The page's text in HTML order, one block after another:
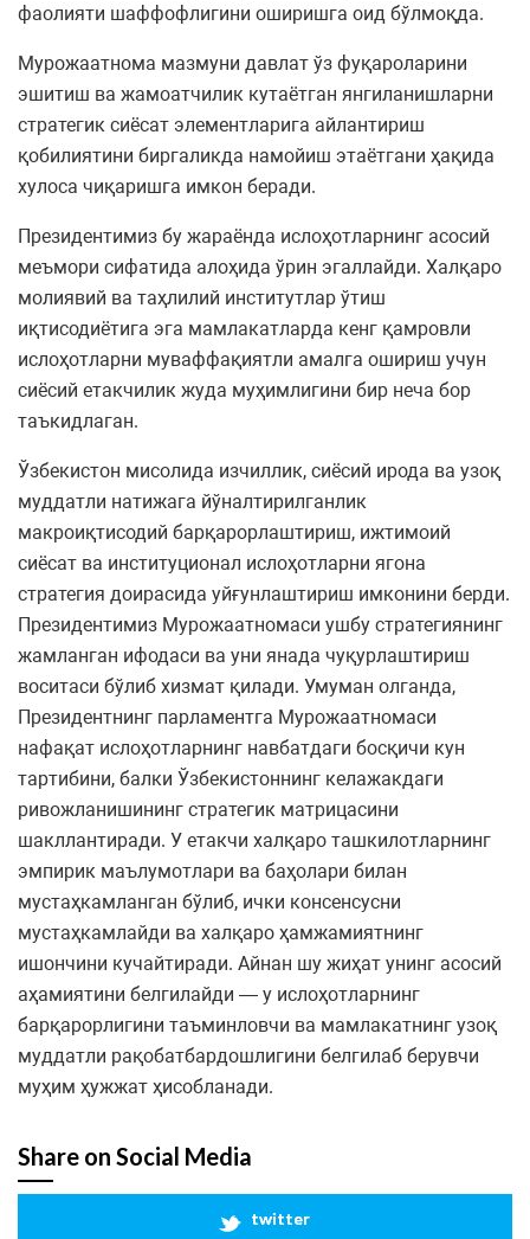
фаолияти шаффофлигини оширишга оид бўлмоқда.
Мурожаатнома мазмуни давлат ўз фуқароларини
эшитиш ва жамоатчилик кутаётган янгиланишларни
стратегик сиёсат элементларига айлантириш
қобилиятини биргаликда намойиш этаётгани ҳақида
хулоса чиқаришга имкон беради.
Президентимиз бу жараёнда ислоҳотларнинг асосий
меъмори сифатида алоҳида ўрин эгаллайди. Халқаро
молиявий ва таҳлилий институтлар ўтиш
иқтисодиётига эга мамлакатларда кенг қамровли
ислоҳотларни муваффақиятли амалга ошириш учун
сиёсий етакчилик жуда муҳимлигини бир неча бор
таъкидлаган.
Ўзбекистон мисолида изчиллик, сиёсий ирода ва узоқ
муддатли натижага йўналтирилганлик
макроиқтисодий барқарорлаштириш, ижтимоий
сиёсат ва институционал ислоҳотларни ягона
стратегия доирасида уйғунлаштириш имконини берди.
Президентимиз Мурожаатномаси ушбу стратегиянинг
жамланган ифодаси ва уни янада чуқурлаштириш
воситаси бўлиб хизмат қилади. Умуман олганда,
Президентнинг парламентга Мурожаатномаси
нафақат ислоҳотларнинг навбатдаги босқичи кун
тартибини, балки Ўзбекистоннинг келажакдаги
ривожланишининг стратегик матрицасини
шакллантиради. У етакчи халқаро ташкилотларнинг
эмпирик маълумотлари ва баҳолари билан
мустаҳкамланган бўлиб, ички консенсусни
мустаҳкамлайди ва халқаро ҳамжамиятнинг
ишончини кучайтиради. Айнан шу жиҳат унинг асосий
аҳамиятини белгилайди — у ислоҳотларнинг
барқарорлигини таъминловчи ва мамлакатнинг узоқ
муддатли рақобатбардошлигини белгилаб берувчи
муҳим ҳужжат ҳисобланади.
Share on Social Media
twitter